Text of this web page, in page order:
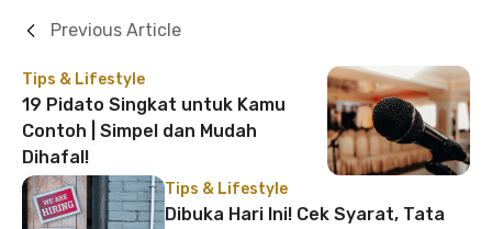
Tips & Lifestyle
19 Pidato Singkat untuk Kamu
Contoh | Simpel dan Mudah
Dihafal!
Previous Article
Tips & Lifestyle
Dibuka Hari Ini! Cek Syarat, Tata